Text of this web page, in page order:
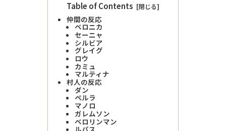
Table of Contents
仲間の反応
ベロニカ
セーニャ
シルビア
グレイグ
ロウ
カミュ
マルティナ
村人の反応
ダン
ぺルラ
マノロ
ガレムソン
ベロリンマン